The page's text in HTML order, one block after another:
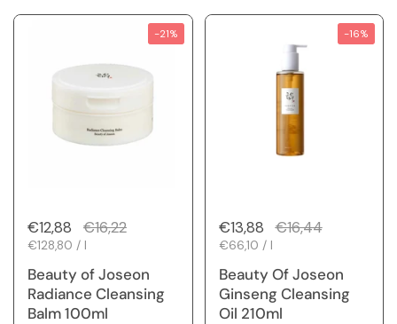
Regulärer Preis
€12,88 Sale-Preis
€16,22
Stückpreis
€128,80 / l
Beauty of Joseon
Radiance Cleansing
Balm 100ml
-21%
Regulärer Preis
€13,88 Sale-Preis
€16,44
Stückpreis
€66,10 / l
Beauty Of Joseon
Ginseng Cleansing
Oil 210ml
-16%